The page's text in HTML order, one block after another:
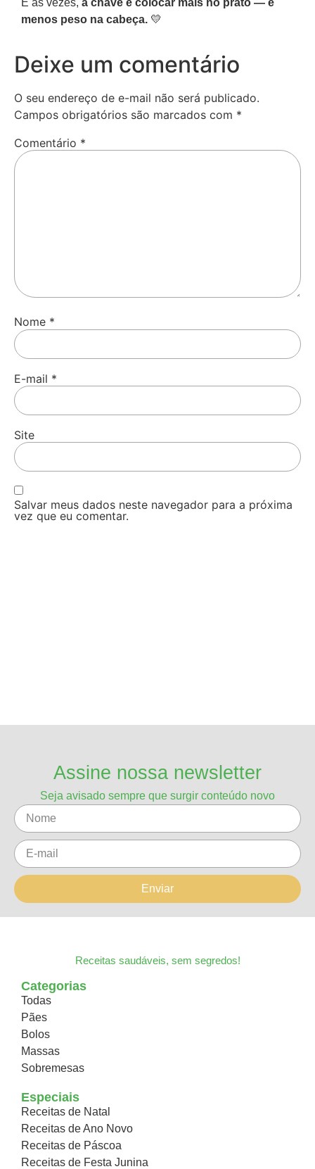
E às vezes, a chave é colocar mais no prato — e
menos peso na cabeça. 💛
Deixe um comentário
O seu endereço de e-mail não será publicado.
Campos obrigatórios são marcados com *
Comentário *
Nome *
E-mail *
Site
Salvar meus dados neste navegador para a próxima
vez que eu comentar.
Assine nossa newsletter
Seja avisado sempre que surgir conteúdo novo
Enviar
Receitas saudáveis, sem segredos!
Categorias
Todas
Pães
Bolos
Massas
Sobremesas
Especiais
Receitas de Natal
Receitas de Ano Novo
Receitas de Páscoa
Receitas de Festa Junina